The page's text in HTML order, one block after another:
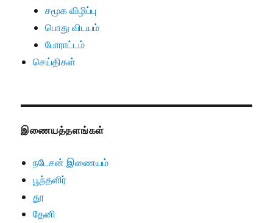
சமூக விழிப்பு
பொது விடயம்
போராட்டம்
செய்திகள்
இணையத்தளங்கள்
நடேசன் இணையம்
பூந்தளிர்
தூ
தேனி